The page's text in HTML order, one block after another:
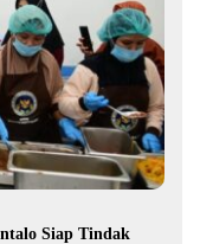
Siap Tindak